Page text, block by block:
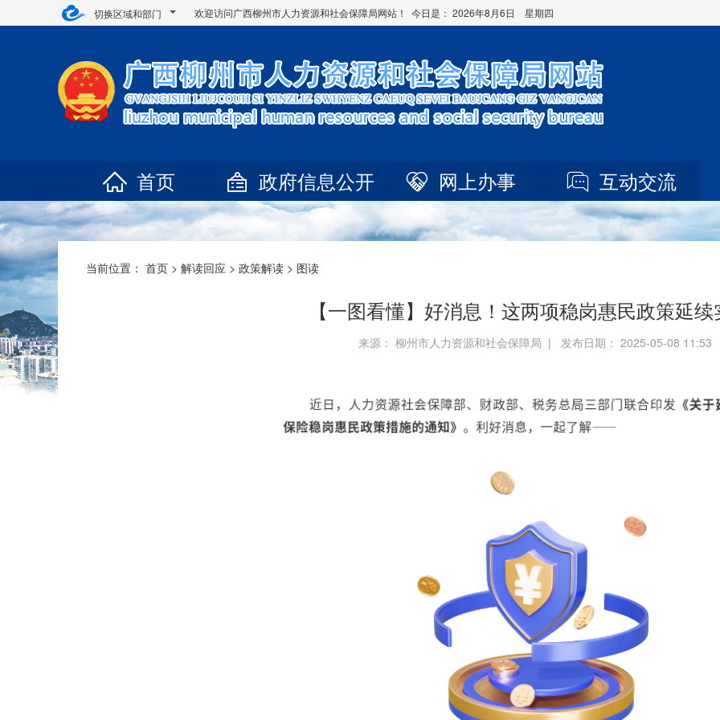
切换区域和部门 欢迎访问广西柳州市人力资源和社会保障局网站！ 今日是： 2026年8月6日 星期四
首页 政府信息公开 网上办事 互动交流
当前位置： 首页 > 解读回应 > 政策解读 > 图读
【一图看懂】好消息！这两项稳岗惠民政策延
来源： 柳州市人力资源和社会保障局 | 发布日期： 2025-05-08